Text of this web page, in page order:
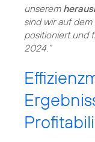
unserem
sind wir auf
positioniert und
2024.“